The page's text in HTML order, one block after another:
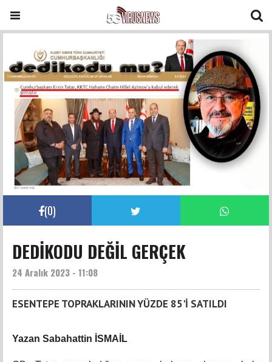
(0)
DEDİKODU DEĞİL GERÇEK
24 Aralık 2023 - 11:08
ESENTEPE TOPRAKLARININ YÜZDE 85'İ SATILDI
Yazan Sabahattin İSMAİL